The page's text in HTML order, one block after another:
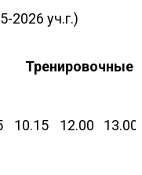
2026 уч.г.)
Тренировочные
10.15 12.00 13.00